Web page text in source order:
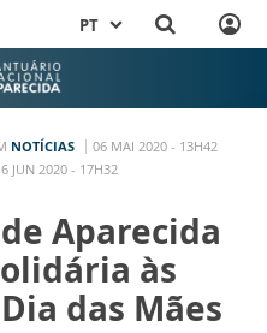
PT
NOTÍCIAS
06 MAI 2020 - 13H42
JUN 2020 - 17H32
Aparecida
às
das Mães